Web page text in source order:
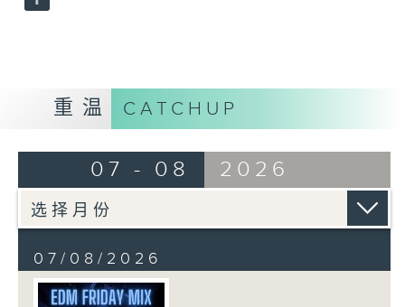
Nueva
重温 CATCHUP
07 - 08 2026
07/08/2026